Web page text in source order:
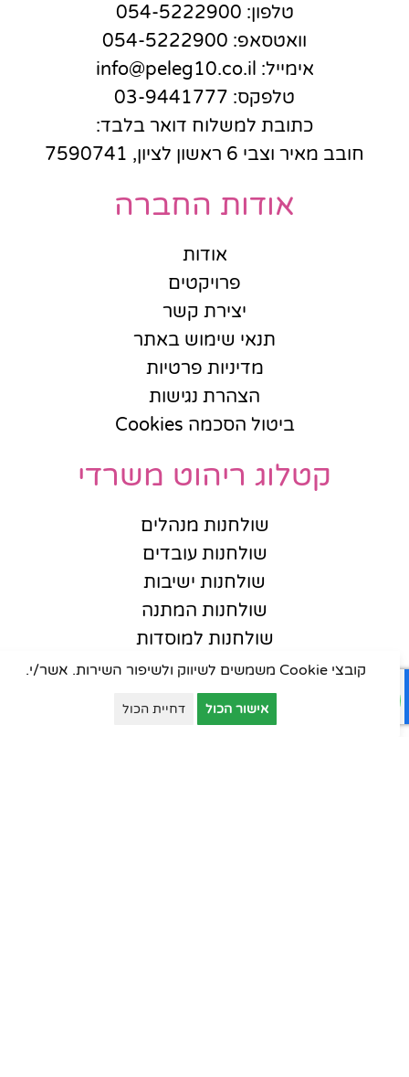
טלפון: 054-5222900
וואטסאפ: 054-5222900
אימייל: info@peleg10.co.il
טלפקס: 03-9441777
כתובת למשלוח דואר בלבד:
חובב מאיר וצבי 6 ראשון לציון, 7590741
אודות החברה
אודות
פרויקטים
יצירת קשר
תנאי שימוש באתר
מדיניות פרטיות
הצהרת נגישות
ביטול הסכמה Cookies
קטלוג ריהוט משרדי
שולחנות מנהלים
שולחנות עובדים
שולחנות ישיבות
שולחנות המתנה
שולחנות למוסדות
כסאות מנהלים
כסאות עובדים
כסאות אורחים
קובצי Cookie משמשים לשיווק ולשיפור השירות. אשר/י.
אישור הכול דחיית הכול